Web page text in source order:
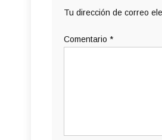
Tu dirección de correo
Comentario *